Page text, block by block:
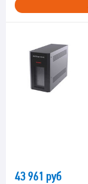
43 961 руб